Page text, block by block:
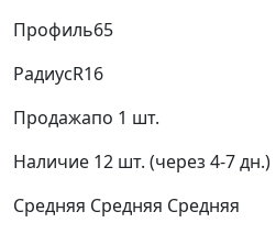
Профиль65
РадиусR16
Продажапо 1 шт.
Наличие 12 шт. (через 4-7 дн.)
Средняя Средняя Средняя